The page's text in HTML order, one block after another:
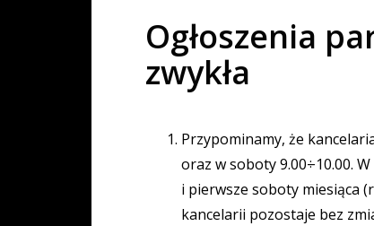
Ogłoszenia
zwykła
Przypominamy, że
oraz w soboty 9.00÷10.00.
i pierwsze soboty miesiąca
kancelarii pozostaje bez